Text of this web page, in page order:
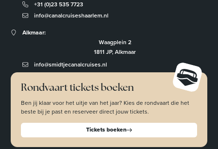
+31 (0)23 535 7723
info@canalcruiseshaarlem.nl
Alkmaar:
Waagplein 2
1811 JP, Alkmaar
info@smidtjecanalcruises.nl
Rondvaart tickets boeken
Ben jij klaar voor het uitje van het jaar? Kies de rondvaart die het
beste bij je past en reserveer direct jouw tickets.
Tickets boeken